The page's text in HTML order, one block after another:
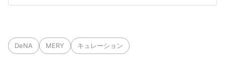
DeNA MERY キュレーション